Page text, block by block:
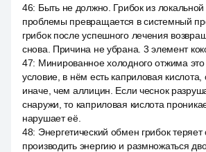
46: Быть не должно. Грибок из
проблемы превращается в системный
грибок после успешного лечения
снова. Причина не убрана. 3 элемент
47: Минированное холодного отжима это
условие, в нём есть каприловая кислота,
иначе, чем аллицин. Если чеснок
снаружи, то каприловая кислота
нарушает её.
48: Энергетический обмен грибок теряет
производить энергию и размножаться